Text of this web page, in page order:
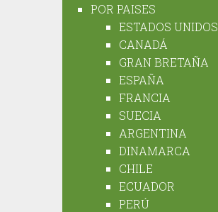
POR PAISES
ESTADOS UNIDOS
CANADÁ
GRAN BRETAÑA
ESPAÑA
FRANCIA
SUECIA
ARGENTINA
DINAMARCA
CHILE
ECUADOR
PERÚ